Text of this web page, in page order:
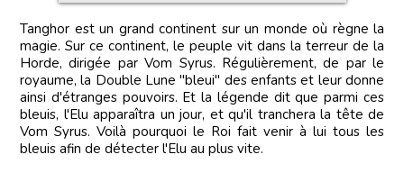
Tanghor est un grand continent sur un monde où règne la
magie. Sur ce continent, le peuple vit dans la terreur de la
Horde, dirigée par Vom Syrus. Régulièrement, de par le
royaume, la Double Lune "bleui" des enfants et leur donne
ainsi d'étranges pouvoirs. Et la légende dit que parmi ces
bleuis, l'Elu apparaîtra un jour, et qu'il tranchera la tête de
Vom Syrus. Voilà pourquoi le Roi fait venir à lui tous les
bleuis afin de détecter l'Elu au plus vite.